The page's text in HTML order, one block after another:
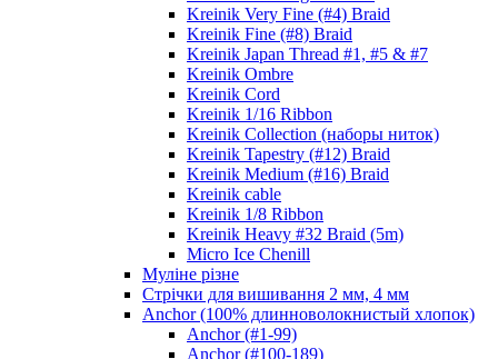
Kreinik Very Fine (#4) Braid
Kreinik Fine (#8) Braid
Kreinik Japan Thread #1, #5 & #7
Kreinik Ombre
Kreinik Cord
Kreinik 1/16 Ribbon
Kreinik Collection (наборы ниток)
Kreinik Tapestry (#12) Braid
Kreinik Medium (#16) Braid
Kreinik cable
Kreinik 1/8 Ribbon
Kreinik Heavy #32 Braid (5m)
Micro Ice Chenill
Муліне різне
Стрічки для вишивання 2 мм, 4 мм
Anchor (100% длинноволокнистый хлопок)
Anchor (#1-99)
Anchor (#100-189)